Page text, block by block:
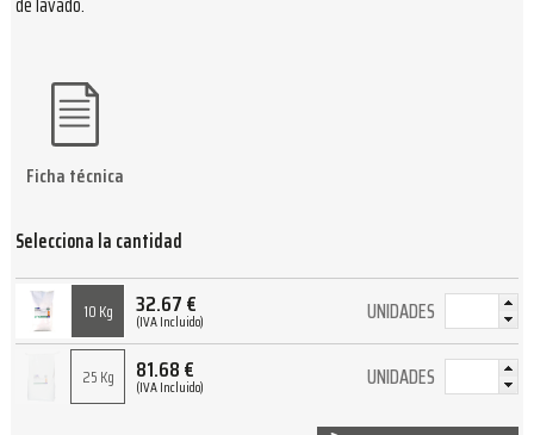
Selecciona la cantidad
10 Kg 32.67€
(IVA Incluido) UNIDADES
25 Kg 81.68€
(IVA Incluido) UNIDADES
Ficha técnica